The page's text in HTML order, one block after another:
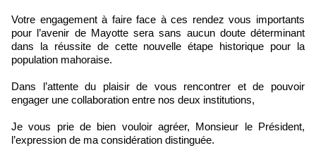
Votre engagement à faire face à ces rendez vous importants
pour l’avenir de Mayotte sera sans aucun doute déterminant
dans la réussite de cette nouvelle étape historique pour la
population mahoraise.
Dans l’attente du plaisir de vous rencontrer et de pouvoir
engager une collaboration entre nos deux institutions,
Je vous prie de bien vouloir agréer, Monsieur le Président,
l’expression de ma considération distinguée.